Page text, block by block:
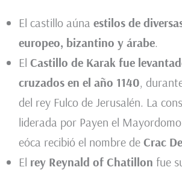
El castillo aúna estilos de
europeo, bizantino y árabe.
El Castillo de Karak fue
cruzados en el año 1140,
del rey Fulco de Jerusalén. La
liderada por Payen el
eóca recibió el nombre de Crac
El rey Reynald of Chatillon fue